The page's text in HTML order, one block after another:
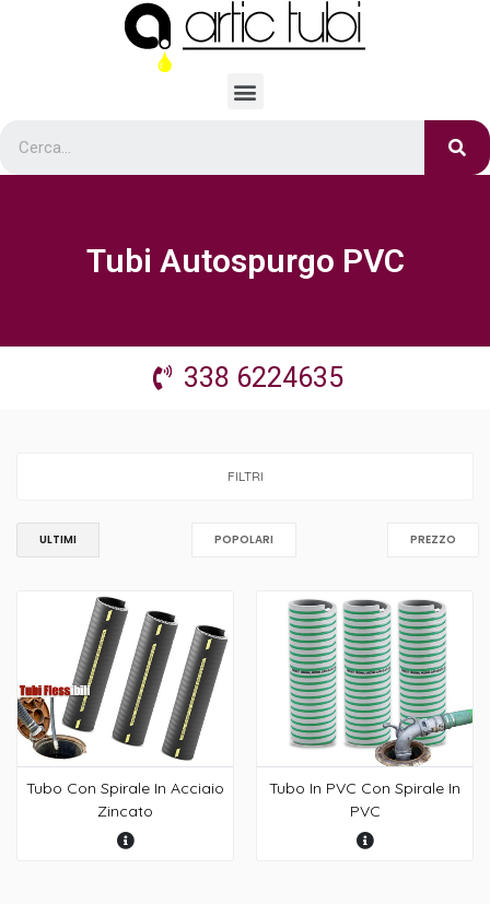
Tubi Autospurgo PVC
338 6224635
FILTRI
ULTIMI POPOLARI PREZZO
Tubo Con Spirale In Acciaio
Zincato
Tubo In PVC Con Spirale In
PVC